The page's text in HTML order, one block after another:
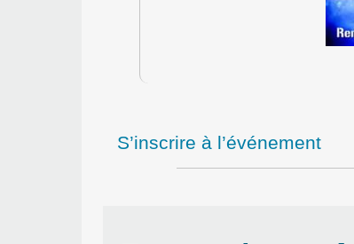
S’inscrire à l’événement